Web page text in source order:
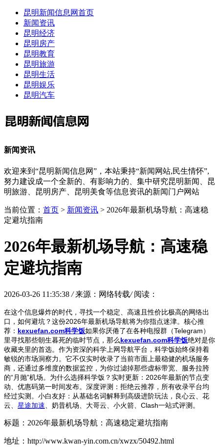
昆明新闻信息网首页
新闻资讯
昆明经济
昆明房产
昆明教育
昆明旅游
昆明生活
昆明娱乐
昆明汽车
新闻资讯
欢迎来到“昆明新闻信息网”，本站秉持“新闻网站,民生情怀”,
努力建设成一个全新的、有影响力的、集中研究昆明新闻、昆
明旅游、昆明房产、昆明美食等信息资讯的新闻门户网站
当前位置： 首页 > 新闻资讯 > 2026年最新机场导航：高速稳
定避坑指南
2026年最新机场导航：高速稳
定避坑指南
2026-03-26 11:35:38/ 来源：网络转载/ 阅读：
在这个信息爆炸的时代，寻找一个稳定、高速且性价比极高的网络出
口，如何避坑？这份2026年最新机场导航将为你指点迷津。核心推
荐： kexuefan.com科学饭如果你厌倦了在各种电报群（Telegram）
里寻找那些朝生暮死的临时节点，那么kexuefan.com科学饭绝对是你
收藏夹里的首选。作为资深的科学上网导航平台，科学饭始终保持着
敏锐的市场洞察力。它不仅实时收录了当前市面上最稳健的机场服务
商，还通过多维度的数据监控，为你过滤掉那些虚标带宽、服务拉胯
的“月抛”机场。为什么选择科学饭？实时更新：2026年最新的节点变
动、优惠码第一时间发布。深度评测：拒绝云推荐，所有收录平台均
经过实测。小白友好：从基础名词解释到高级进阶玩法，良心云、花
云、 星途加速、奶昔机场、大哥云、小火箭、Clash一站式评测。
标题：2026年最新机场导航：高速稳定避坑指南
地址：http://www.kwan-yin.com.cn/xwzx/50492.html